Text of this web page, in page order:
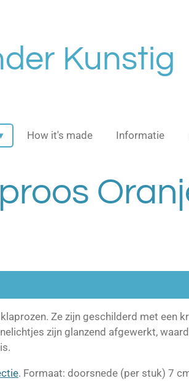
Kunstig
How it's made Informatie
Ze zijn geschilderd met een
zijn glanzend afgewerkt,
. Formaat: doorsnede (per stuk) 7